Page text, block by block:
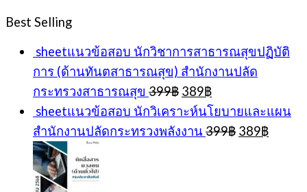
Best Selling
sheetแนวข้อสอบ นักวิชาการสาธารณสุขปฏิบัติ
การ (ด้านทันตสาธารณสุข) สำนักงานปลัด
กระทรวงสาธารณสุข 399฿ Original
price
was:
399฿.
389฿Current
price
is:
389฿.
sheetแนวข้อสอบ นักวิเคราะห์นโยบายและแผน
สำนักงานปลัดกระทรวงพลังงาน 399฿ Original
389฿